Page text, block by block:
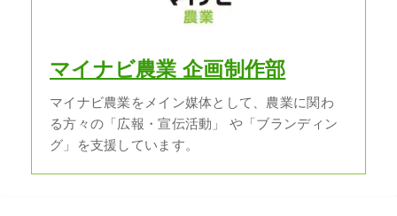
マイナビ農業 企画制作部
マイナビ農業をメイン媒体として、農業に関わ
る方々の「広報・宣伝活動」 や「ブランディン
グ」を支援しています。